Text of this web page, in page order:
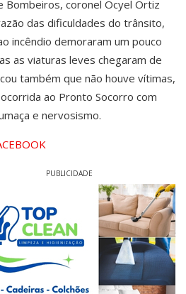
Bombeiros, coronel Ocyel Ortiz
das dificuldades do trânsito,
incêndio demoraram um pouco
as viaturas leves chegaram de
também que não houve vítimas,
ao Pronto Socorro com
e nervosismo.
PUBLICIDADE